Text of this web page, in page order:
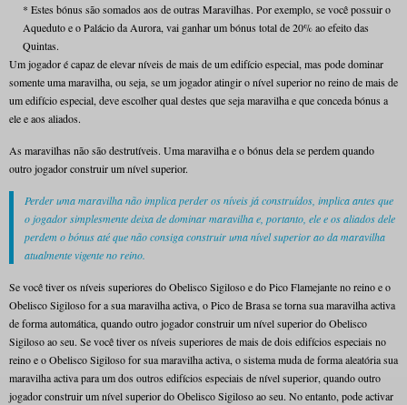
* Estes bónus são somados aos de outras Maravilhas. Por exemplo, se você possuir o
Aqueduto e o Palácio da Aurora, vai ganhar um bónus total de 20% ao efeito das
Quintas.
Um jogador é capaz de elevar níveis de mais de um edifício especial, mas pode dominar
somente uma maravilha, ou seja, se um jogador atingir o nível superior no reino de mais de
um edifício especial, deve escolher qual destes que seja maravilha e que conceda bónus a
ele e aos aliados.
As maravilhas não são destrutíveis. Uma maravilha e o bónus dela se perdem quando
outro jogador construir um nível superior.
Perder uma maravilha não implica perder os níveis já construídos, implica antes que
o jogador simplesmente deixa de dominar maravilha e, portanto, ele e os aliados dele
perdem o bónus até que não consiga construir uma nível superior ao da maravilha
atualmente vigente no reino.
Se você tiver os níveis superiores do Obelisco Sigiloso e do Pico Flamejante no reino e o
Obelisco Sigiloso for a sua maravilha activa, o Pico de Brasa se torna sua maravilha activa
de forma automática, quando outro jogador construir um nível superior do Obelisco
Sigiloso ao seu. Se você tiver os níveis superiores de mais de dois edifícios especiais no
reino e o Obelisco Sigiloso for sua maravilha activa, o sistema muda de forma aleatória sua
maravilha activa para um dos outros edifícios especiais de nível superior, quando outro
jogador construir um nível superior do Obelisco Sigiloso ao seu. No entanto, pode activar